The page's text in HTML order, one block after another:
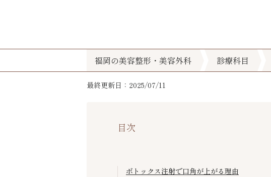
福岡の美容整形・美容外科 診療科目
最終更新日：2025/07/11
目次
ボトックス注射で口角が上がる理由